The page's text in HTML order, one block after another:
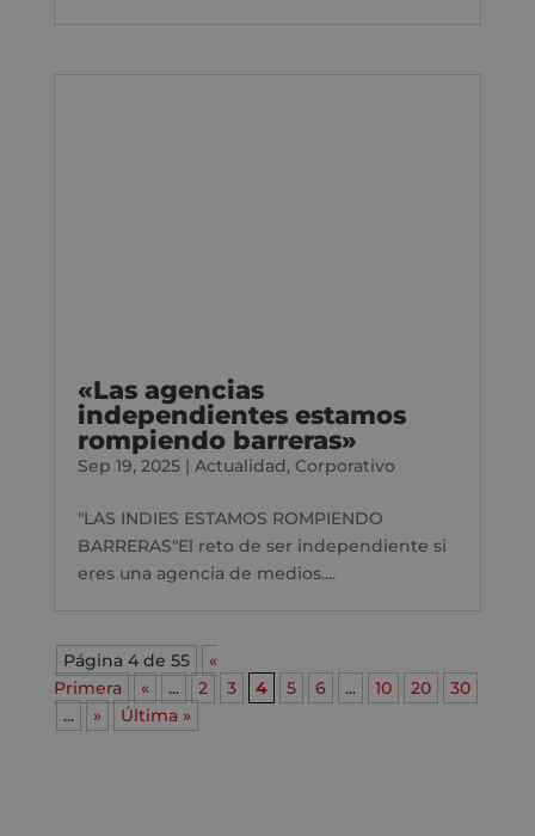
«Las agencias
independientes estamos
rompiendo barreras»
Sep 19, 2025| Actualidad, Corporativo
"LAS INDIES ESTAMOS ROMPIENDO
BARRERAS"El reto de ser independiente si
eres una agencia de medios....
Página 4 de 55
«
Primera
« ... 2 3 4 5 6 ... 10 20
30
...
» Última »